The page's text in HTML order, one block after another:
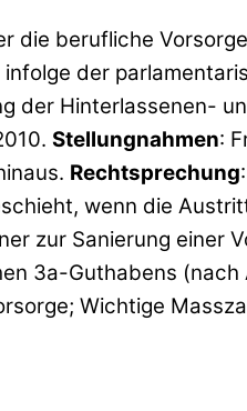
die berufliche
infolge der
der Hinterlassenen-
Stellungnahmen:
Rechtsprechung
wenn die
zur Sanierung einer
3a-Guthabens
Wichtige